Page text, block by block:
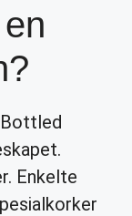
Enkelte